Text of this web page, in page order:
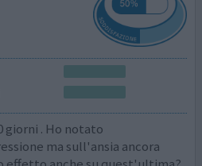
giorni . Ho notato
ma sull'ansia ancora